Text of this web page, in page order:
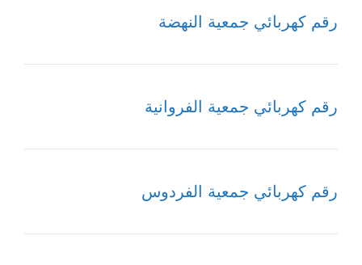
رقم كهربائي جمعية النهضة
رقم كهربائي جمعية الفروانية
رقم كهربائي جمعية الفردوس